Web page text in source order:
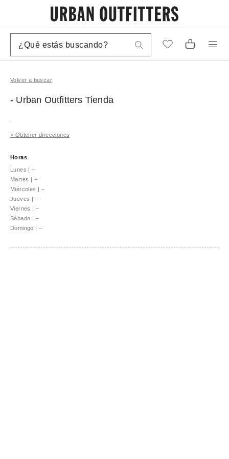
Volver a buscar
- Urban Outfitters Tienda
> Obtener direcciones
Horas
Lunes | –
Martes | –
Miércoles | –
Jueves | –
Viernes | –
Sábado | –
Domingo | –